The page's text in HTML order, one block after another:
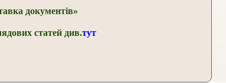
документів»
статей див.тут